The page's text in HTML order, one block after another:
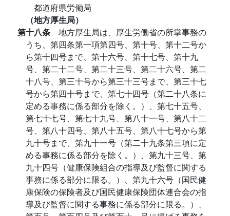
都道府県労働局
（地方厚生局）
第十八条 地方厚生局は、厚生労働省の所掌事務の
うち、第四条第一項第四号、第十号、第十二号か
ら第十四号まで、第十六号、第十七号、第十九
号、第二十二号、第二十三号、第二十六号、第二
十八号、第三十号から第三十三号まで、第三十七
号から第四十号まで、第七十四号（第二十八条に
定める事務に係る部分を除く。）、第七十五号、
第七十七号、第七十九号、第八十一号、第八十二
号、第八十四号、第八十五号、第八十七号から第
九十号まで、第九十一号（第二十九条第三項に定
める事務に係る部分を除く。）、第九十三号、第
九十四号（健康保険組合の指導及び監督に関する
事務に係る部分に限る。）、第九十六号（国民健
康保険の保険者及び国民健康保険団体連合会の指
導及び監督に関する事務に係る部分に限る。）、